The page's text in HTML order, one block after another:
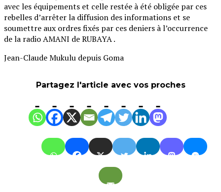
avec les équipements et celle restée à été obligée par ces
rebelles d’arrêter la diffusion des informations et se
soumettre aux ordres fixés par ces deniers à l’occurrence
de la radio AMANI de RUBAYA .
Jean-Claude Mukulu depuis Goma
Partagez l'article avec vos proches